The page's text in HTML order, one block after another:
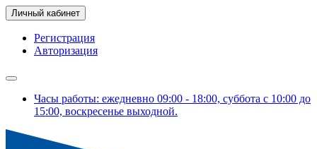
Личный кабинет
Регистрация
Авторизация
Часы работы: ежедневно 09:00 - 18:00, суббота с 10:00 до
15:00, воскресенье выходной.